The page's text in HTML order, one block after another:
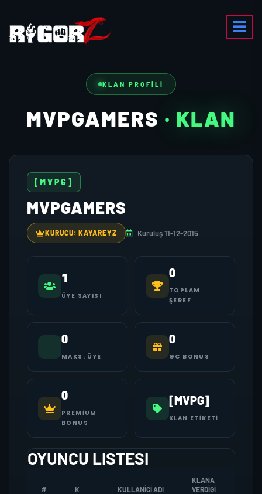
KLAN PROFILI
MVPGAMERS · KLAN
[MVPG]
MVPGAMERS
KURUCU: KAYAREYZ Kuruluş 11-12-2015
1
ÜYE SAYISI
0
TOPLAM
ŞEREF
0
MAKS. ÜYE
0
GC BONUS
0
PREMIUM
BONUS
[MVPG]
KLAN ETIKETI
OYUNCU LISTESI
# K KULLANICI ADI
KLANA
VERDIGI